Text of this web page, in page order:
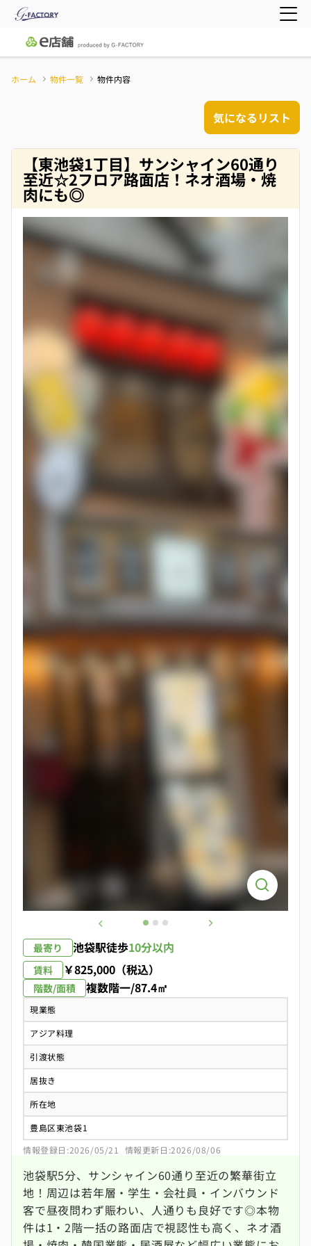
ホーム 物件一覧 物件内容
気になるリスト
【東池袋1丁目】サンシャイン60通り
至近☆2フロア路面店！ネオ酒場・焼
肉にも◎
最寄り 池袋駅徒歩10分以内
賃料 ￥825,000（税込）
階数/面積 複数階一/87.4㎡
現業態
アジア料理
引渡状態
居抜き
所在地
豊島区東池袋1
情報登録日:2026/05/21
情報更新日:2026/08/06
池袋駅5分、サンシャイン60通り至近の繁華街立
地！周辺は若年層・学生・会社員・インバウンド
客で昼夜問わず賑わい、人通りも良好です◎本物
件は1・2階一括の路面店で視認性も高く、ネオ酒